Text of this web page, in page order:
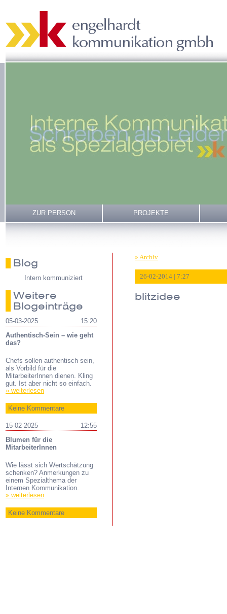
ZUR PERSON PROJEKTE
Blog
Intern kommuniziert
Weitere
Blogeinträge
05-03-2025
15:20
Authentisch-Sein – wie geht
das?
Chefs sollen authentisch sein,
als Vorbild für die
MitarbeiterInnen dienen. Kling
gut. Ist aber nicht so einfach.
» weiterlesen
Keine Kommentare
15-02-2025
12:55
Blumen für die
MitarbeiterInnen
Wie lässt sich Wertschätzung
schenken? Anmerkungen zu
einem Spezialthema der
Internen Kommunikation.
» weiterlesen
Keine Kommentare
» Archiv
26-02-2014 | 7:27
blitzidee